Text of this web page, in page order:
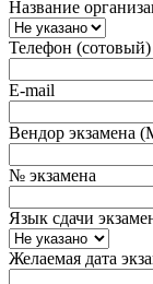
Название
Телефон (сотовый)
E-mail
Вендор экзамена
№ экзамена
Язык сдачи
Желаемая дата